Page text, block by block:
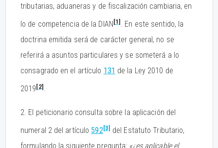
tributarias, aduaneras y de fiscalización cambiaria, en
lo de competencia de la DIAN [1] . En este sentido, la
doctrina emitida será de carácter general, no se
referirá a asuntos particulares y se someterá a lo
consagrado en el artículo 131 de la Ley 2010 de
2019[2].
2. El peticionario consulta sobre la aplicación del
numeral 2 del artículo 592[3] del Estatuto Tributario,
formulando la siguiente pregunta: «¿es aplicable el